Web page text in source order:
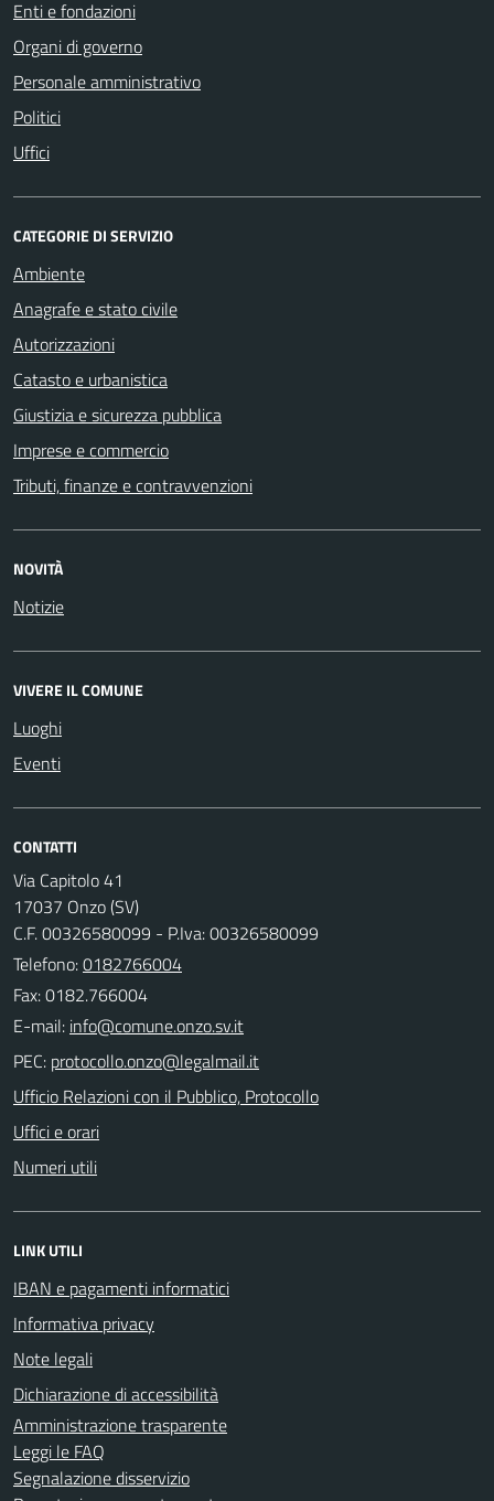
Enti e fondazioni
Organi di governo
Personale amministrativo
Politici
Uffici
CATEGORIE DI SERVIZIO
Ambiente
Anagrafe e stato civile
Autorizzazioni
Catasto e urbanistica
Giustizia e sicurezza pubblica
Imprese e commercio
Tributi, finanze e contravvenzioni
NOVITÀ
Notizie
VIVERE IL COMUNE
Luoghi
Eventi
CONTATTI
Via Capitolo 41
17037 Onzo (SV)
C.F. 00326580099 - P.Iva: 00326580099
Telefono:0182766004
Fax: 0182.766004
E-mail:
PEC:
Ufficio Relazioni con il Pubblico, Protocollo
Uffici e orari
Numeri utili
LINK UTILI
IBAN e pagamenti informatici
Informativa privacy
Note legali
Dichiarazione di accessibilità
Amministrazione trasparente
Leggi le FAQ
Segnalazione disservizio